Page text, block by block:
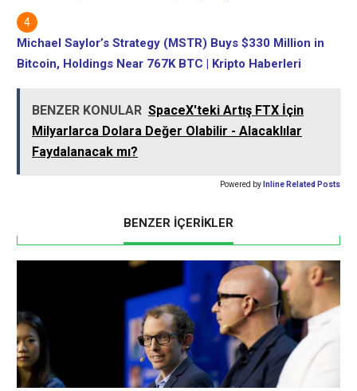
Michael Saylor’s Strategy (MSTR) Buys $330 Million in
Bitcoin, Holdings Near 767K BTC | Kripto Haberleri
BENZER KONULAR SpaceX'teki Artış FTX İçin
Milyarlarca Dolara Değer Olabilir - Alacaklılar
Faydalanacak mı?
Powered by Inline Related Posts
BENZER İÇERİKLER